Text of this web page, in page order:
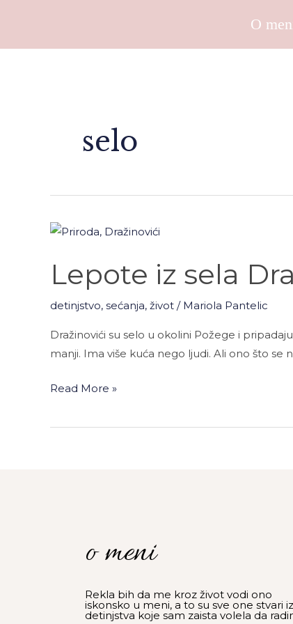
content
O
selo
Lepote iz sela
detinjstvo, sećanja, život / Mariola Pantelic
Dražinovići su selo u okolini Požege i
manji. Ima više kuća nego ljudi. Ali ono što
Lepote
sela
Dražinovići
Read More »
o meni
Rekla bih da me kroz život vodi ono
iskonsko u meni, a to su sve one stvari iz
detinjstva koje sam zaista volela da